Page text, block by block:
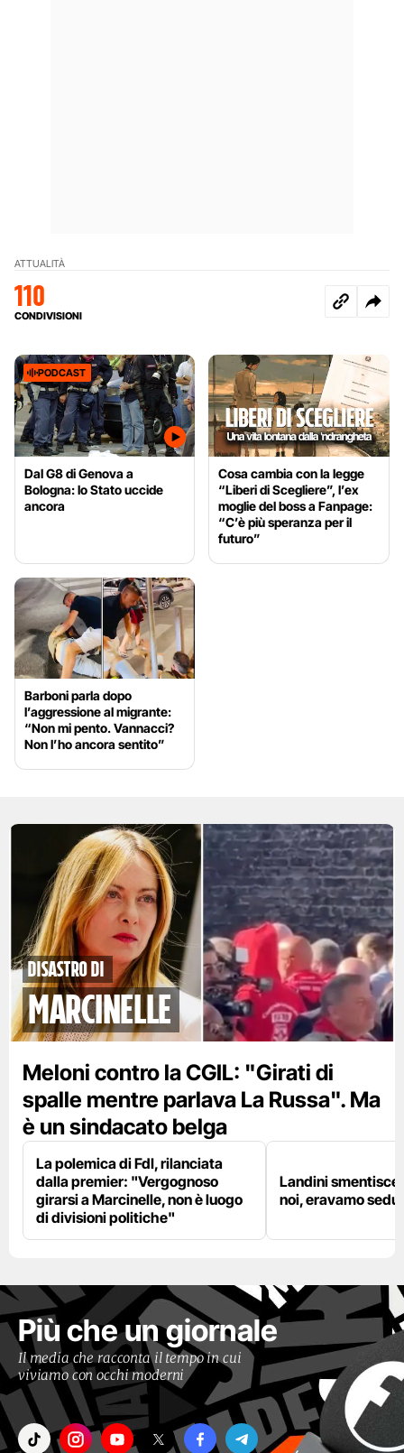
ATTUALITÀ
110
CONDIVISIONI
PODCAST
Dal G8 di Genova a
Bologna: lo Stato uccide
ancora
Cosa cambia con la legge
“Liberi di Scegliere”, l’ex
moglie del boss a Fanpage:
“C’è più speranza per il
futuro”
Barboni parla dopo
l’aggressione al migrante:
“Non mi pento. Vannacci?
Non l’ho ancora sentito”
disastro di
marcinelle
Meloni contro la CGIL: "Girati di
spalle mentre parlava La Russa". Ma
è un sindacato belga
La polemica di FdI, rilanciata
dalla premier: "Vergognoso
girarsi a Marcinelle, non è luogo
di divisioni politiche"
Landini
noi, eravamo
Più che un giornale
Il media che racconta il tempo in cui
viviamo con occhi moderni